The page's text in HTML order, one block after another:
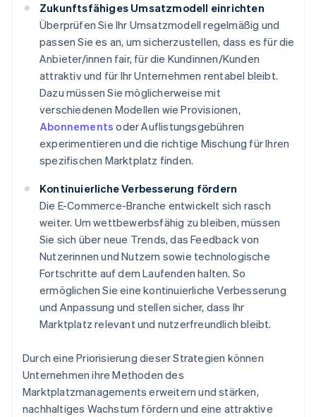
Zukunftsfähiges Umsatzmodell einrichten
Überprüfen Sie Ihr Umsatzmodell regelmäßig und
passen Sie es an, um sicherzustellen, dass es für die
Anbieter/innen fair, für die Kundinnen/Kunden
attraktiv und für Ihr Unternehmen rentabel bleibt.
Dazu müssen Sie möglicherweise mit
verschiedenen Modellen wie Provisionen,
Abonnements oder Auflistungsgebühren
experimentieren und die richtige Mischung für Ihren
spezifischen Marktplatz finden.
Kontinuierliche Verbesserung fördern
Die E-Commerce-Branche entwickelt sich rasch
weiter. Um wettbewerbsfähig zu bleiben, müssen
Sie sich über neue Trends, das Feedback von
Nutzerinnen und Nutzern sowie technologische
Fortschritte auf dem Laufenden halten. So
ermöglichen Sie eine kontinuierliche Verbesserung
und Anpassung und stellen sicher, dass Ihr
Marktplatz relevant und nutzerfreundlich bleibt.
Durch eine Priorisierung dieser Strategien können
Unternehmen ihre Methoden des
Marktplatzmanagements erweitern und stärken,
nachhaltiges Wachstum fördern und eine attraktive